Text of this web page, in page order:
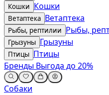
Кошки Кошки
Ветаптека Ветаптека
Рыбы, рептилии Рыбы,
Грызуны Грызуны
Птицы Птицы
Бренды Выгода до 20%
Собаки